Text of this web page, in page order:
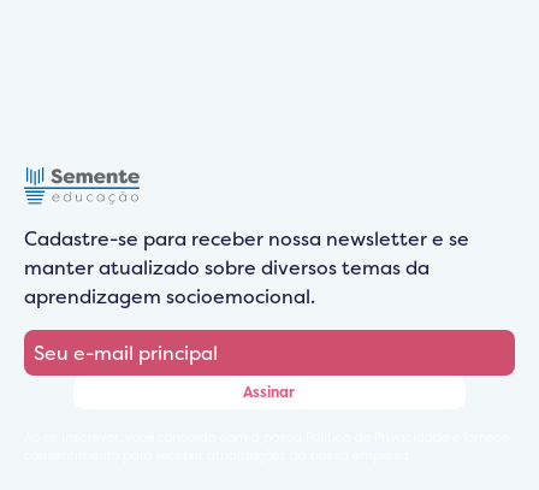
Cadastre-se para receber nossa newsletter e se
manter atualizado sobre diversos temas da
aprendizagem socioemocional.